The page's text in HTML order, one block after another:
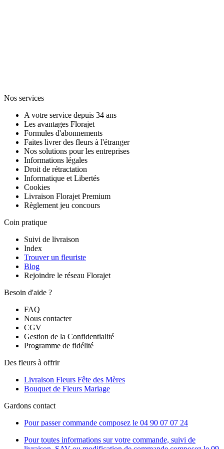
Nos services
A votre service depuis 34 ans
Les avantages Florajet
Formules d'abonnements
Faites livrer des fleurs à l'étranger
Nos solutions pour les entreprises
Informations légales
Droit de rétractation
Informatique et Libertés
Cookies
Livraison Florajet Premium
Règlement jeu concours
Coin pratique
Suivi de livraison
Index
Trouver un fleuriste
Blog
Rejoindre le réseau Florajet
Besoin d'aide ?
FAQ
Nous contacter
CGV
Gestion de la Confidentialité
Programme de fidélité
Des fleurs à offrir
Livraison Fleurs Fête des Mères
Bouquet de Fleurs Mariage
Gardons contact
Pour passer commande composez le 04 90 07 07 24
Pour toutes informations sur votre commande, suivi de